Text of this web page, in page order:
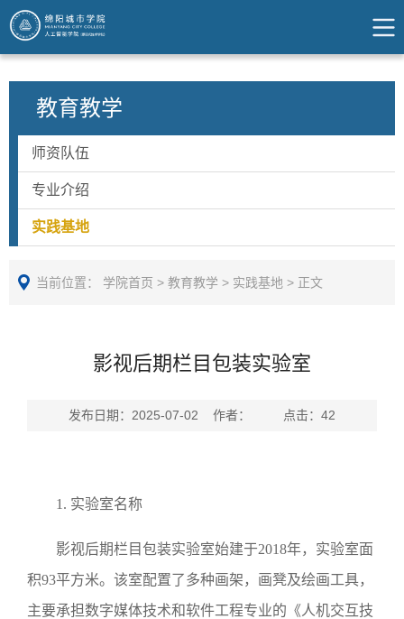
教育教学
师资队伍
专业介绍
实践基地
当前位置： 学院首页 > 教育教学 > 实践基地 > 正文
影视后期栏目包装实验室
发布日期：2025-07-02 作者： 点击： 42
1 . 实验室名称
影视后期栏目包装实验室始建于2018年，实验室面
积93平方米。该室配置了多种画架，画凳及绘画工具，
主要承担数字媒体技术和软件工程专业的《人机交互技